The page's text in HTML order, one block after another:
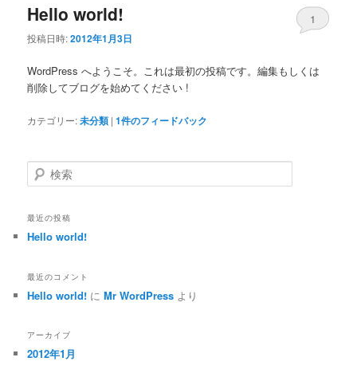
コ
テ
ン
へ
移
ン
ン
ツ
移
動
Hello world!
投稿日時:2012年1月3日
1
WordPress へようこそ。これは最初の投稿です。編集もしくは
削除してブログを始めてください !
カテゴリー:未分類 |1件のフィードバック
検
索
最近の投稿
Hello world!
最近のコメント
Hello world! にMr WordPress より
アーカイブ
2012年1月